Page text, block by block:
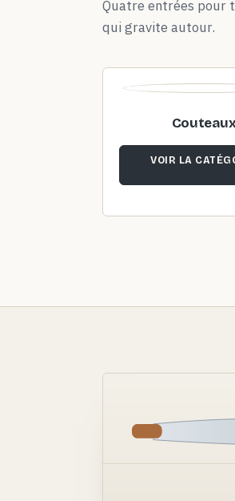
Quatre entrées pour
qui gravite autour.
VOIR LA